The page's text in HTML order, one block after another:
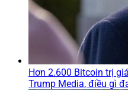
Hơn 2.600 Bitcoin trị
Trump Media, điều gì